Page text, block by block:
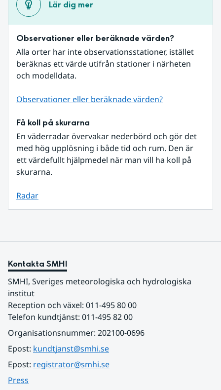
Lär dig mer
Observationer eller beräknade värden?
Alla orter har inte observationsstationer, istället
beräknas ett värde utifrån stationer i närheten
och modelldata.
Observationer eller beräknade värden?
Få koll på skurarna
En väderradar övervakar nederbörd och gör det
med hög upplösning i både tid och rum. Den är
ett värdefullt hjälpmedel när man vill ha koll på
skurarna.
Radar
Kontakta SMHI
SMHI, Sveriges meteorologiska och hydrologiska
institut
Reception och växel: 011-495 80 00
Telefon kundtjänst: 011-495 82 00
Organisationsnummer: 202100-0696
Epost: kundtjanst@smhi.se
Epost: registrator@smhi.se
Press